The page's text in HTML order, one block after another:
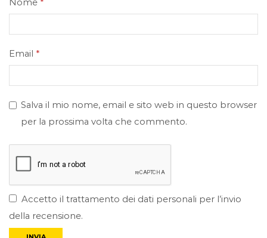
Nome *
Email *
Salva il mio nome, email e sito web in questo browser
per la prossima volta che commento.
Accetto il trattamento dei dati personali per l’invio
della recensione.